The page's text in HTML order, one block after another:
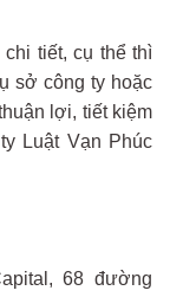
tiết, cụ thể thì
sở công ty hoặc
lợi, tiết kiệm
Luật Vạn Phúc
68 đường